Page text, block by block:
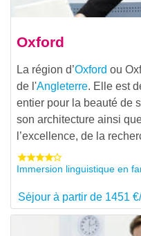
Oxford
La région d’Oxford ou
de l'Angleterre. Elle est
entier pour la beauté de
son architecture ainsi
l’excellence, de la
Immersion linguistique en
Séjour à partir de 1451